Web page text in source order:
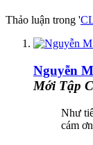
Thảo luận trong '
Nguyễn
Mới Tập
Như
cám